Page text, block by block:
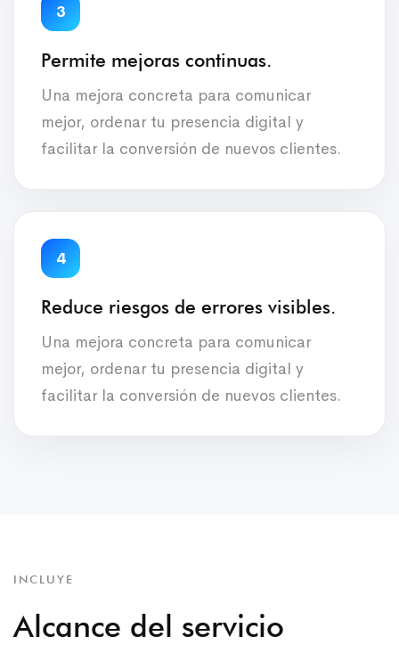
3
Permite mejoras continuas.
Una mejora concreta para comunicar
mejor, ordenar tu presencia digital y
facilitar la conversión de nuevos clientes.
4
Reduce riesgos de errores visibles.
Una mejora concreta para comunicar
mejor, ordenar tu presencia digital y
facilitar la conversión de nuevos clientes.
INCLUYE
Alcance del servicio